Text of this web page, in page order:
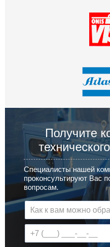
Получите
Специалисты нашей
проконсультируют Вас
вопросам.